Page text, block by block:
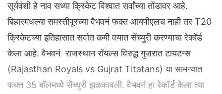
सूर्यवंशी हे नाव सध्या क्रिकेट विश्वात सर्वांच्या तोंडावर आहे.
बिहारमधल्या समस्तीपूरच्या वैभवनं फक्त आयपीएलच नाही तर T20
क्रिकेटच्या इतिहासात सर्वात कमी वयात सेंच्युरी करण्याचा रेकॉर्ड
केला आहे. वैभवनं राजस्थान रॉयल्स विरुद्ध गुजरात टायटन्स
(Rajasthan Royals vs Gujrat Titatans) या सामन्यात
फक्त 35 बॉलमध्ये सेंच्युरी झळकावली. वैभवनं हा रेकॉर्ड केला त्या